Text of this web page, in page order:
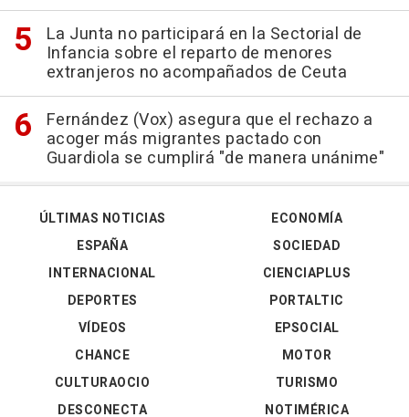
La Junta no participará en la Sectorial de
Infancia sobre el reparto de menores
extranjeros no acompañados de Ceuta
Fernández (Vox) asegura que el rechazo a
acoger más migrantes pactado con
Guardiola se cumplirá "de manera unánime"
ÚLTIMAS NOTICIAS
ESPAÑA
INTERNACIONAL
DEPORTES
VÍDEOS
ECONOMÍA
SOCIEDAD
CIENCIAPLUS
PORTALTIC
EPSOCIAL
CHANCE
CULTURAOCIO
DESCONECTA
MOTOR
TURISMO
NOTIMÉRICA